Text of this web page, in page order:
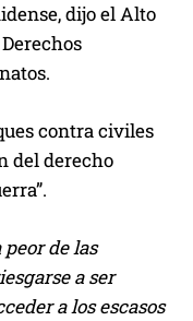
dijo el Alto
contra civiles
del derecho
de las
a ser
a los escasos